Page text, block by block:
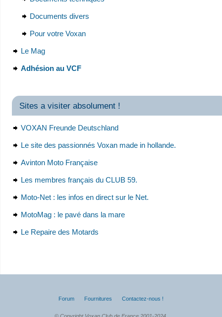
Documents divers
Pour votre Voxan
Le Mag
Adhésion au VCF
Sites a visiter absolument !
VOXAN Freunde Deutschland
Le site des passionnés Voxan made in hollande.
Avinton Moto Française
Les membres français du CLUB 59.
Moto-Net : les infos en direct sur le Net.
MotoMag : le pavé dans la mare
Le Repaire des Motards
Forum Fournitures Contactez-nous !